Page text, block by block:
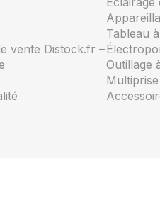
vente Distock.fr –
Tableau
Outillage